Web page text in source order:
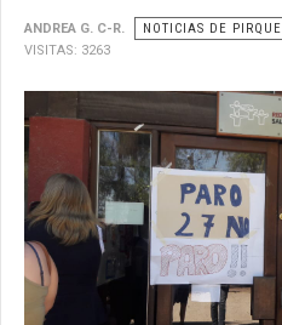
ANDREA G. C-R. NOTICIAS DE PIRQUE
VISITAS: 3263